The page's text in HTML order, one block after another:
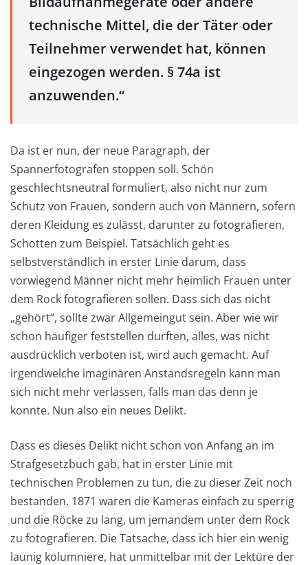
technische Mittel, die der Täter oder
Teilnehmer verwendet hat, können
eingezogen werden. § 74a ist
anzuwenden.“
Da ist er nun, der neue Paragraph, der
Spannerfotografen stoppen soll. Schön
geschlechtsneutral formuliert, also nicht nur zum
Schutz von Frauen, sondern auch von Männern, sofern
deren Kleidung es zulässt, darunter zu fotografieren,
Schotten zum Beispiel. Tatsächlich geht es
selbstverständlich in erster Linie darum, dass
vorwiegend Männer nicht mehr heimlich Frauen unter
dem Rock fotografieren sollen. Dass sich das nicht
„gehört“, sollte zwar Allgemeingut sein. Aber wie wir
schon häufiger feststellen durften, alles, was nicht
ausdrücklich verboten ist, wird auch gemacht. Auf
irgendwelche imaginären Anstandsregeln kann man
sich nicht mehr verlassen, falls man das denn je
konnte. Nun also ein neues Delikt.
Dass es dieses Delikt nicht schon von Anfang an im
Strafgesetzbuch gab, hat in erster Linie mit
technischen Problemen zu tun, die zu dieser Zeit noch
bestanden. 1871 waren die Kameras einfach zu sperrig
und die Röcke zu lang, um jemandem unter dem Rock
zu fotografieren. Die Tatsache, dass ich hier ein wenig
launig kolumniere, hat unmittelbar mit der Lektüre der